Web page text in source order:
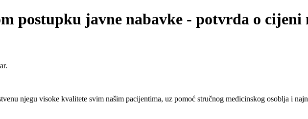
postupku javne nabavke - potvrda o cijeni
njegu visoke kvalitete svim našim pacijentima, uz pomoć stručnog medicinskog osoblja i